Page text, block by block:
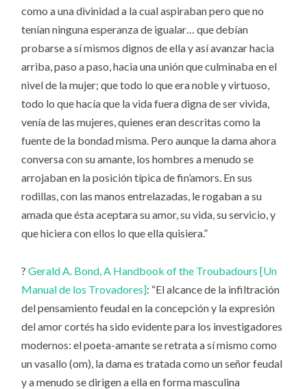
como a una divinidad a la cual aspiraban pero que no
tenían ninguna esperanza de igualar… que debían
probarse a sí mismos dignos de ella y así avanzar hacia
arriba, paso a paso, hacia una unión que culminaba en el
nivel de la mujer; que todo lo que era noble y virtuoso,
todo lo que hacía que la vida fuera digna de ser vivida,
venía de las mujeres, quienes eran descritas como la
fuente de la bondad misma. Pero aunque la dama ahora
conversa con su amante, los hombres a menudo se
arrojaban en la posición típica de fin’amors. En sus
rodillas, con las manos entrelazadas, le rogaban a su
amada que ésta aceptara su amor, su vida, su servicio, y
que hiciera con ellos lo que ella quisiera.”
?Gerald A. Bond, A Handbook of the Troubadours [Un
Manual de los Trovadores]: “El alcance de la infiltración
del pensamiento feudal en la concepción y la expresión
del amor cortés ha sido evidente para los investigadores
modernos: el poeta-amante se retrata a sí mismo como
un vasallo (om), la dama es tratada como un señor feudal
y a menudo se dirigen a ella en forma masculina